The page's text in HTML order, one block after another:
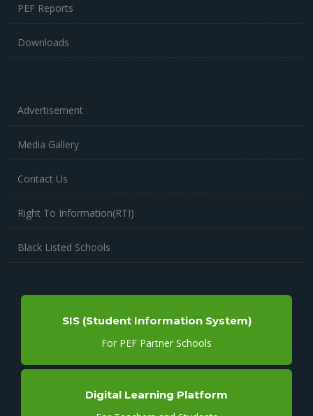
PEF Reports
Downloads
Advertisement
Media Gallery
Contact Us
Right To Information(RTI)
Black Listed Schools
SIS (Student Information System)
For PEF Partner Schools
Digital Learning Platform